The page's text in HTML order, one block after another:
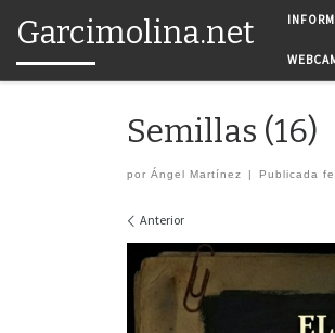
Saltar al contenido
Garcimolina.net
Semillas (16)
por Ángel Martínez | Publicada
Navegación de
Anterior